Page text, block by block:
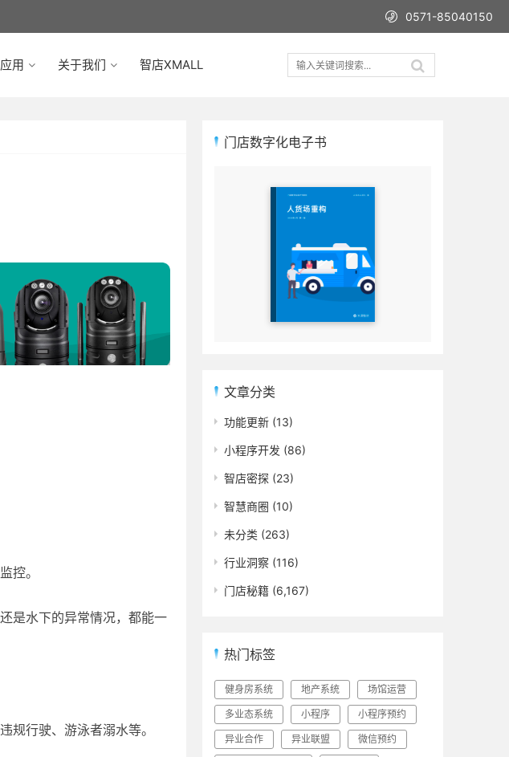
0571-85040150
用 关于我们 智店XMALL
控。
是水下的异常情况，都能一
规行驶、游泳者溺水等。
门店数字化电子书
文章分类
功能更新 (13)
小程序开发 (86)
智店密探 (23)
智慧商圈 (10)
未分类 (263)
行业洞察 (116)
门店秘籍 (6,167)
热门标签
健身房系统 地产系统 场馆运营
多业态系统 小程序 小程序预约
异业合作 异业联盟 微信预约